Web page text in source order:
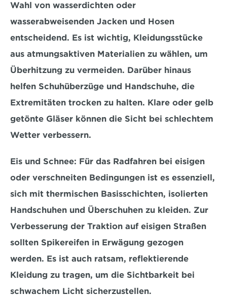
Wahl von wasserdichten oder
wasserabweisenden Jacken und Hosen
entscheidend. Es ist wichtig, Kleidungsstücke
aus atmungsaktiven Materialien zu wählen, um
Überhitzung zu vermeiden. Darüber hinaus
helfen Schuhüberzüge und Handschuhe, die
Extremitäten trocken zu halten. Klare oder gelb
getönte Gläser können die Sicht bei schlechtem
Wetter verbessern.
Eis und Schnee: Für das Radfahren bei eisigen
oder verschneiten Bedingungen ist es essenziell,
sich mit thermischen Basisschichten, isolierten
Handschuhen und Überschuhen zu kleiden. Zur
Verbesserung der Traktion auf eisigen Straßen
sollten Spikereifen in Erwägung gezogen
werden. Es ist auch ratsam, reflektierende
Kleidung zu tragen, um die Sichtbarkeit bei
schwachem Licht sicherzustellen.